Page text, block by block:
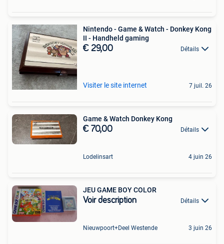
Nintendo - Game & Watch - Donkey Kong
II - Handheld gaming
€ 29,00 Détails
Visiter le site internet 7 juil. 26
Game & Watch Donkey Kong
€ 70,00 Détails
Lodelinsart 4 juin 26
JEU GAME BOY COLOR
Voir description Détails
Nieuwpoort+Deel Westende 3 juin 26